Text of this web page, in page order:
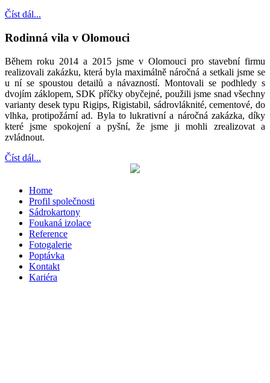
Číst dál...
Rodinná vila v Olomouci
Během roku 2014 a 2015 jsme v Olomouci pro stavební firmu
realizovali zakázku, která byla maximálně náročná a setkali jsme se
u ní se spoustou detailů a návazností. Montovali se podhledy s
dvojím záklopem, SDK příčky obyčejné, použili jsme snad všechny
varianty desek typu Rigips, Rigistabil, sádrovláknité, cementové, do
vlhka, protipožární ad. Byla to lukrativní a náročná zakázka, díky
které jsme spokojení a pyšní, že jsme ji mohli zrealizovat a
zvládnout.
Číst dál...
Home
Profil společnosti
Sádrokartony
Foukaná izolace
Reference
Fotogalerie
Poptávka
Kontakt
Kariéra